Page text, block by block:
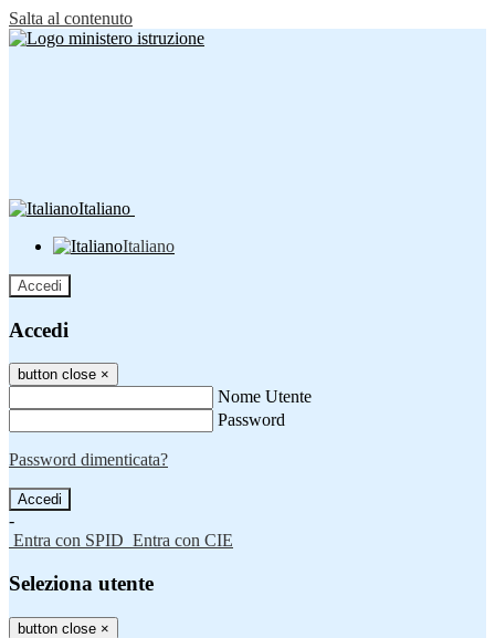
Salta al contenuto
Italiano
Italiano
Accedi
Accedi
button close ×
Nome Utente
Password
Password dimenticata?
-
Entra con SPID Entra con CIE
Seleziona utente
button close ×